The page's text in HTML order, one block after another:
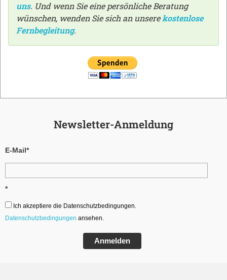
uns. Und wenn Sie eine persönliche Beratung
wünschen, wenden Sie sich an unserekostenlose
Fernbegleitung.
Newsletter-Anmeldung
E-Mail*
*
Ich akzeptiere die Datenschutzbedingungen.
Datenschutzbedingungen ansehen.
Anmelden